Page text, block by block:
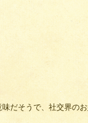
だそうで、社交界の